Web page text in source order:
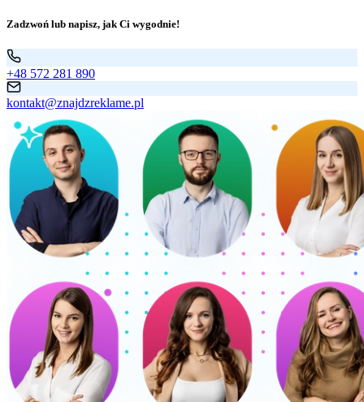
Zadzwoń lub napisz, jak Ci wygodnie!
+48 572 281 890
kontakt@znajdzreklame.pl